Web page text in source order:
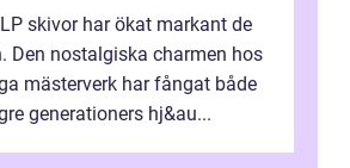
skivor har ökat markant de
Den nostalgiska charmen hos
mästerverk har fångat både
generationers hj&au...